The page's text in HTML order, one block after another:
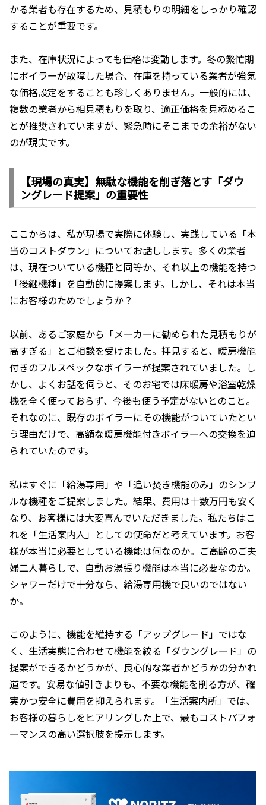
かる業者も存在するため、見積もりの明細をしっかり確認
することが重要です。
また、在庫状況によっても価格は変動します。冬の繁忙期
にボイラーが故障した場合、在庫を持っている業者が強気
な価格設定をすることも珍しくありません。一般的には、
複数の業者から相見積もりを取り、適正価格を見極めるこ
とが推奨されていますが、緊急時にそこまでの余裕がない
のが現実です。
【現場の真実】無駄な機能を削ぎ落とす「ダウ
ングレード提案」の重要性
ここからは、私が現場で実際に体験し、実践している「本
当のコストダウン」についてお話しします。多くの業者
は、現在ついている機種と同等か、それ以上の機能を持つ
「後継機種」を自動的に提案します。しかし、それは本当
にお客様のためでしょうか？
以前、あるご家庭から「メーカーに勧められた見積もりが
高すぎる」とご相談を受けました。拝見すると、暖房機能
付きのフルスペックなボイラーが提案されていました。し
かし、よくお話を伺うと、そのお宅では床暖房や浴室乾燥
機を全く使っておらず、今後も使う予定がないとのこと。
それなのに、既存のボイラーにその機能がついていたとい
う理由だけで、高額な暖房機能付きボイラーへの交換を迫
られていたのです。
私はすぐに「給湯専用」や「追い焚き機能のみ」のシンプ
ルな機種をご提案しました。結果、費用は十数万円も安く
なり、お客様には大変喜んでいただきました。私たちはこ
れを「生活案内人」としての使命だと考えています。お客
様が本当に必要としている機能は何なのか。ご高齢のご夫
婦二人暮らしで、自動お湯張り機能は本当に必要なのか。
シャワーだけで十分なら、給湯専用機で良いのではない
か。
このように、機能を維持する「アップグレード」ではな
く、生活実態に合わせて機能を絞る「ダウングレード」の
提案ができるかどうかが、良心的な業者かどうかの分かれ
道です。安易な値引きよりも、不要な機能を削る方が、確
実かつ安全に費用を抑えられます。「生活案内所」では、
お客様の暮らしをヒアリングした上で、最もコストパフォ
ーマンスの高い選択肢を提示します。